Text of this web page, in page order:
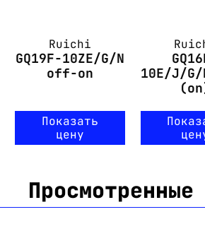
Ruichi
GQ19F-10ZE/G/N
off-on
Показать
цену
10E/J/
Просмотренные